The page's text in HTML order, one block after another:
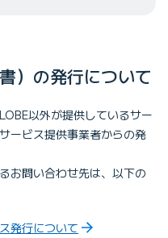
）の発⾏について
以外が提供しているサー
ービス提供事業者からの発
お問い合わせ先は、以下の
発行について